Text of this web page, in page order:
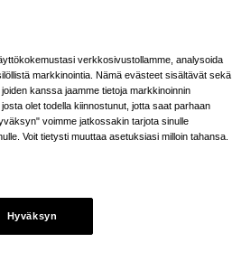
Dandelion 1,35x11m #95
paperitausta
verkkosivustollamme, analysoida
markkinointia. Nämä evästeet sisältävät sekä
kanssa jaamme tietoja markkinoinnin
olet todella kiinnostunut, jotta saat parhaan
voimme jatkossakin tarjota sinulle
Voit tietysti muuttaa asetuksiasi milloin tahansa.
Hyväksyn